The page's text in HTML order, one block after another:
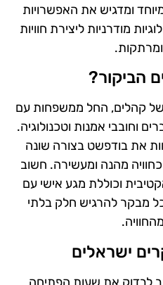
מיוחד ומדגיש את האפשרויות
מודרניות ליצירת חוויות
הביקור?
של קהלים, החל ממשפחות עם
וחובבי אמנות וטכנולוגיה.
את בודפשט בצורה שונה
כחוויה מהנה ומעשירה. חשוב
וכוללת מגע אישי עם
מבקר להרגיש חלק בלתי
ישראלים